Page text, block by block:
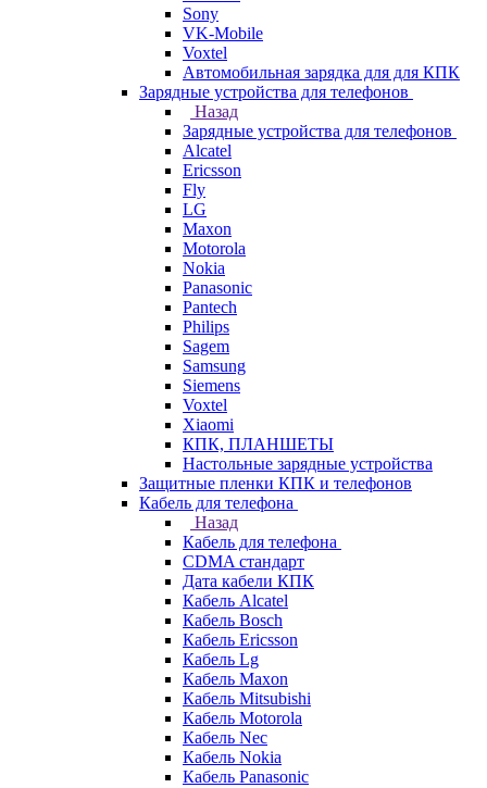
Sony
VK-Mobile
Voxtel
Автомобильная зарядка для для КПК
Зарядные устройства для телефонов
Назад
Зарядные устройства для телефонов
Alcatel
Ericsson
Fly
LG
Maxon
Motorola
Nokia
Panasonic
Pantech
Philips
Sagem
Samsung
Siemens
Voxtel
Xiaomi
КПК, ПЛАНШЕТЫ
Настольные зарядные устройства
Защитные пленки КПК и телефонов
Кабель для телефона
Назад
Кабель для телефона
CDMA стандарт
Дата кабели КПК
Кабель Alcatel
Кабель Bosch
Кабель Ericsson
Кабель Lg
Кабель Maxon
Кабель Mitsubishi
Кабель Motorola
Кабель Nec
Кабель Nokia
Кабель Panasonic